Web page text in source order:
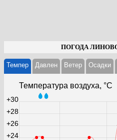
ПОГОДА
Темпер Давлен Ветер Осадки
Температура воздуха, °С
+24
+26
+28
+30